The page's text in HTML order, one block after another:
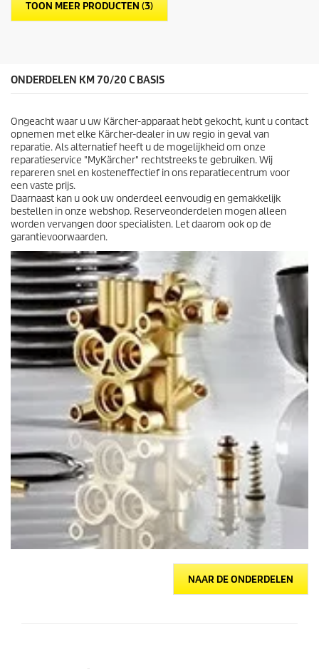
p
rr
TOON MEER PRODUCTEN (3)
ONDERDELEN KM 70/20 C BASIS
Ongeacht waar u uw Kärcher-apparaat hebt gekocht, kunt u contact
opnemen met elke Kärcher-dealer in uw regio in geval van
reparatie. Als alternatief heeft u de mogelijkheid om onze
reparatieservice "MyKärcher" rechtstreeks te gebruiken. Wij
repareren snel en kosteneffectief in ons reparatiecentrum voor
een vaste prijs.
Daarnaast kan u ook uw onderdeel eenvoudig en gemakkelijk
bestellen in onze webshop. Reserveonderdelen mogen alleen
worden vervangen door specialisten. Let daarom ook op de
garantievoorwaarden.
NAAR DE ONDERDELEN